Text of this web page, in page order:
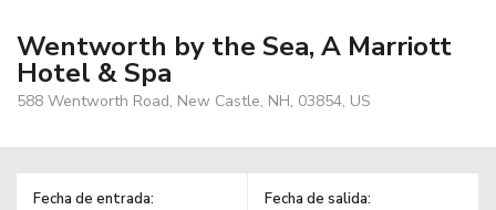
Wentworth by the Sea, A Marriott
Hotel & Spa
588 Wentworth Road, New Castle, NH, 03854, US
Fecha de entrada: Fecha de salida: